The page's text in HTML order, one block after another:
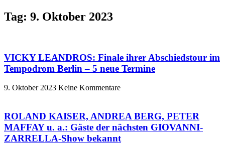
Tag: 9. Oktober 2023
VICKY LEANDROS: Finale ihrer Abschiedstour im
Tempodrom Berlin – 5 neue Termine
9. Oktober 2023 Keine Kommentare
ROLAND KAISER, ANDREA BERG, PETER
MAFFAY u. a.: Gäste der nächsten GIOVANNI-
ZARRELLA-Show bekannt